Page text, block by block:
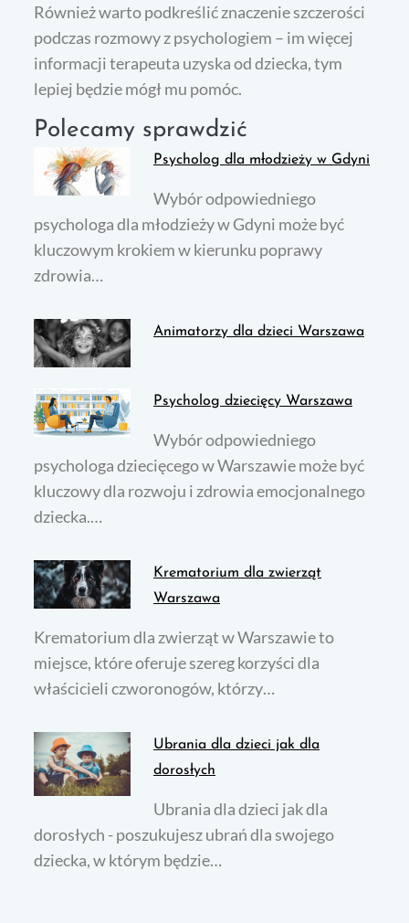
Również warto podkreślić znaczenie szczerości
podczas rozmowy z psychologiem – im więcej
informacji terapeuta uzyska od dziecka, tym
lepiej będzie mógł mu pomóc.
Polecamy sprawdzić
Psycholog dla młodzieży w Gdyni
Wybór odpowiedniego
psychologa dla młodzieży w Gdyni może być
kluczowym krokiem w kierunku poprawy
zdrowia…
Animatorzy dla dzieci Warszawa
Psycholog dziecięcy Warszawa
Wybór odpowiedniego
psychologa dziecięcego w Warszawie może być
kluczowy dla rozwoju i zdrowia emocjonalnego
dziecka.…
Krematorium dla zwierząt
Warszawa
Krematorium dla zwierząt w Warszawie to
miejsce, które oferuje szereg korzyści dla
właścicieli czworonogów, którzy…
Ubrania dla dzieci jak dla
dorosłych
Ubrania dla dzieci jak dla
dorosłych - poszukujesz ubrań dla swojego
dziecka, w którym będzie…